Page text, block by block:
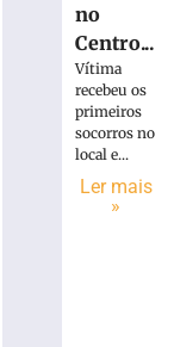
no
Centro...
Vítima
recebeu os
primeiros
socorros no
local e...
Ler mais
»